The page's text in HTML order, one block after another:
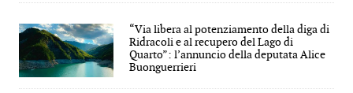
“Via libera al potenziamento della diga di
Ridracoli e al recupero del Lago di
Quarto”: l’annuncio della deputata Alice
Buonguerrieri